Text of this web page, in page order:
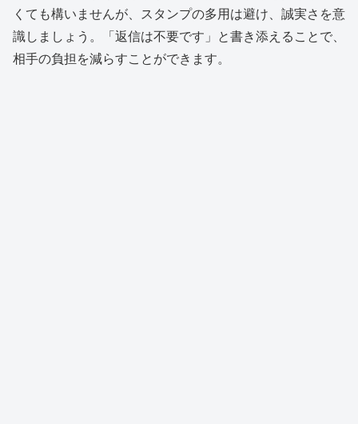
くても構いませんが、スタンプの多用は避け、誠実さを意
識しましょう。「返信は不要です」と書き添えることで、
相手の負担を減らすことができます。